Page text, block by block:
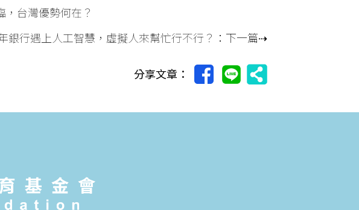
，台灣優勢何在？
銀行遇上人工智慧，虛擬人來幫忙行不行？ ：下一篇⇢
分享文章：